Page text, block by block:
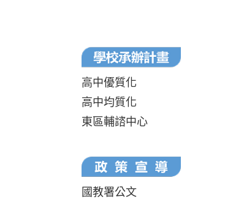
高中優質化
高中均質化
東區輔諮中心
國教署公文